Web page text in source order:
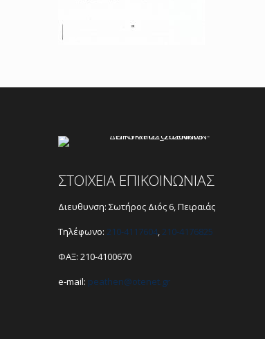
ΣΤΟΙΧΕΙΑ ΕΠΙΚΟΙΝΩΝΙΑΣ
Διευθυνση: Σωτήρος Διός 6, Πειραιάς
Τηλέφωνο: 210-4117604,210-4176825
ΦΑΞ: 210-4100670
e-mail: peathen@otenet.gr